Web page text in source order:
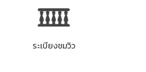
ระเบียงชมวิว